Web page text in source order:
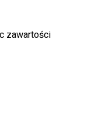
zawartości